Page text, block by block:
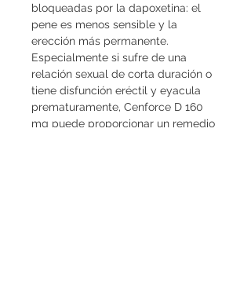
bloqueadas por la dapoxetina: el
pene es menos sensible y la
erección más permanente.
Especialmente si sufre de una
relación sexual de corta duración o
tiene disfunción eréctil y eyacula
prematuramente, Cenforce D 160
mg puede proporcionar un remedio